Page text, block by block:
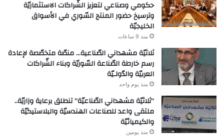
حكومي وصناعي لتعزيز الشّراكات الاستثماريّة
وترسيخ حضور المنتج السّوري في الأسواق
الخليجيّة
منذ 9 ساعات
ثلاثيّة مشهداني الصّناعية… منصّة متخصّصة لإعادة
رسم خارطة الصّناعة السّوريّة وبناء الشّراكات
العربيّة والدّولـيّة
منذ يوم واحد
“ثلاثيّة مشهداني الصّناعيّة” تنطلق برعاية وزاريّة..
ملتقى واعد للصناعات الهندسيّة والبلاستيكيّة
والكيميائيّة
منذ يومين